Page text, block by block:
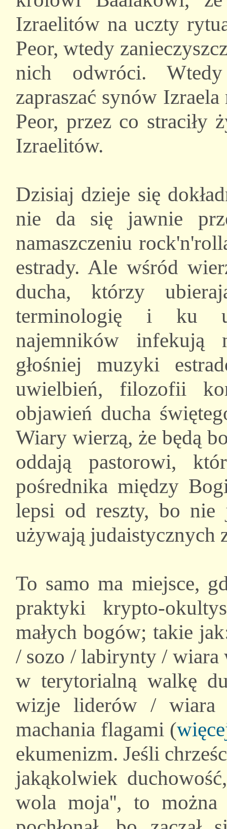
Izraelitów na uczty
Peor, wtedy
nich odwróci.
zapraszać synów
Peor, przez co straciły
Izraelitów.
Dzisiaj dzieje się
nie da się jawnie
namaszczeniu
estrady. Ale wśród
ducha, którzy
terminologię i ku
najemników infekują
głośniej muzyki
uwielbień, filozofii
objawień ducha
Wiary wierzą, że będą
oddają pastorowi,
pośrednika między
lepsi od reszty, bo nie
używają judaistycznych
To samo ma miejsce,
praktyki krypto-
małych bogów; takie
/ sozo / labirynty /
w terytorialną walkę
wizje liderów / wiara
machania flagami (
ekumenizm. Jeśli
jakąkolwiek
wola moja'', to można